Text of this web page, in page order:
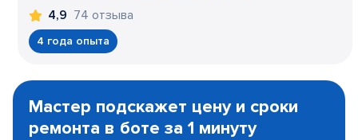
4,9 74 отзыва
4 года опыта
1
Мастер подскажет цену и сроки
ремонта в боте за 1 минуту